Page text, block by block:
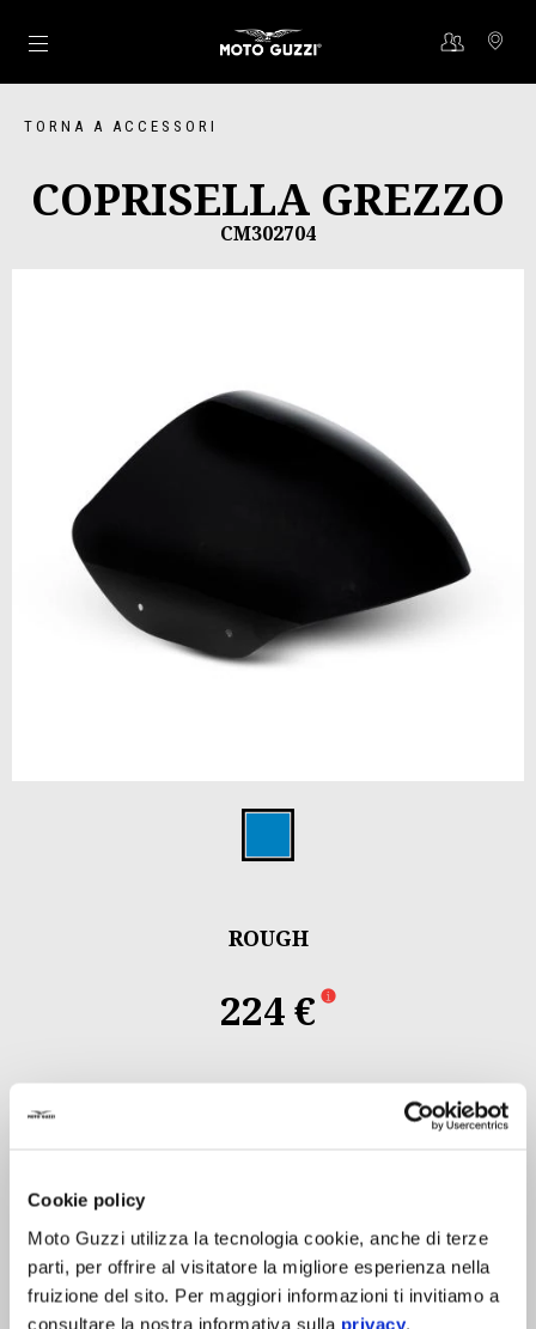
Cookie policy
Moto Guzzi utilizza la tecnologia cookie, anche di terze
parti, per offrire al visitatore la migliore esperienza nella
fruizione del sito. Per maggiori informazioni ti invitiamo a
consultare la nostra informativa sulla privacy.
Vai al contenuto principale
TORNA A ACCESSORI
COPRISELLA GREZZO
CM302704
ROUGH
Rough
224 €
Dai libero sfogo alla tua creatività e rendi unica la tua V7 con il
coprisella «sketch» in versione grezza, pronto ad essere
solo con sella monoposto, da acquistare separatamente.